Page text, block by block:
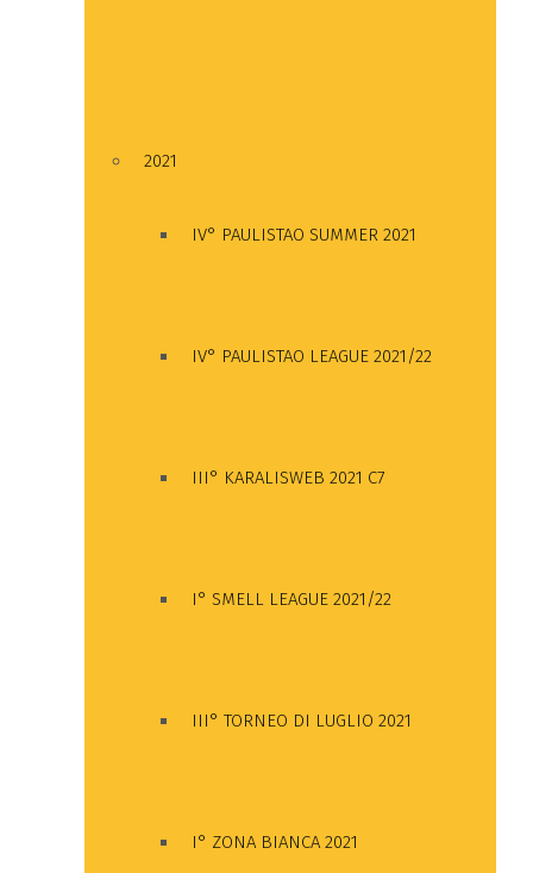
2021
IV° PAULISTAO SUMMER 2021
IV° PAULISTAO LEAGUE 2021/22
III° KARALISWEB 2021 C7
I° SMELL LEAGUE 2021/22
III° TORNEO DI LUGLIO 2021
I° ZONA BIANCA 2021